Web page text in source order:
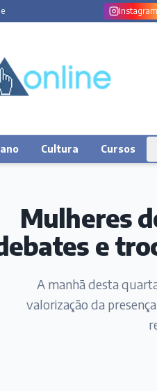
Instagram
Cultura Cursos
Mulheres
e
A manhã desta
valorização da